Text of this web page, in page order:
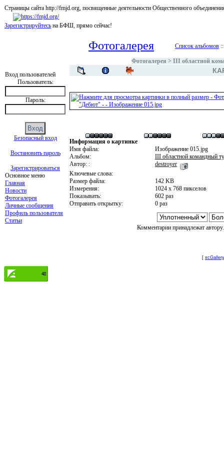
Страницы сайта http://fmjd.org, посвященные деятельности Общественного
Зарегистрируйтесь на БФШ, прямо сейчас!
Вход пользователей
Пользователь:
Пароль:
Безопасный вход
Востановить пароль
Зарегистрироваться
Основное меню
Главная
Новости
Фотогалерея
Личные сообщения
Профиль пользователя
Статьи
Фотогалерея Список альбомов
Фотогалерея > III областной
Информация о картинке
Имя файла:
Изображение 015.jpg
Альбом:
III областной командный
Автор: :
destroyer
Ключевые слова:
Размер файла:
142 KB
Измерения:
1024 x 768 пикселов
Показывать:
602 раз
Отправить открытку:
0 раз
Комментарии принадлежат
[ xcGallery